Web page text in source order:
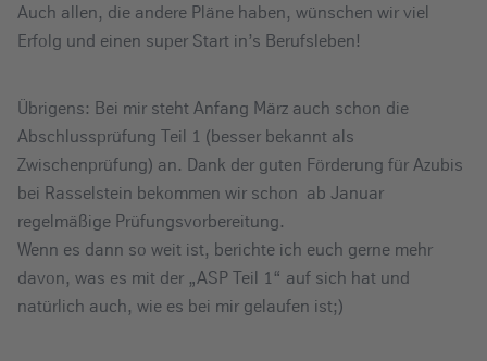
Auch allen, die andere Pläne haben, wünschen wir viel
Erfolg und einen super Start in’s Berufsleben!
Übrigens: Bei mir steht Anfang März auch schon die
Abschlussprüfung Teil 1 (besser bekannt als
Zwischenprüfung) an. Dank der guten Förderung für Azubis
bei Rasselstein bekommen wir schon ab Januar
regelmäßige Prüfungsvorbereitung.
Wenn es dann so weit ist, berichte ich euch gerne mehr
davon, was es mit der „ASP Teil 1“ auf sich hat und
natürlich auch, wie es bei mir gelaufen ist;)